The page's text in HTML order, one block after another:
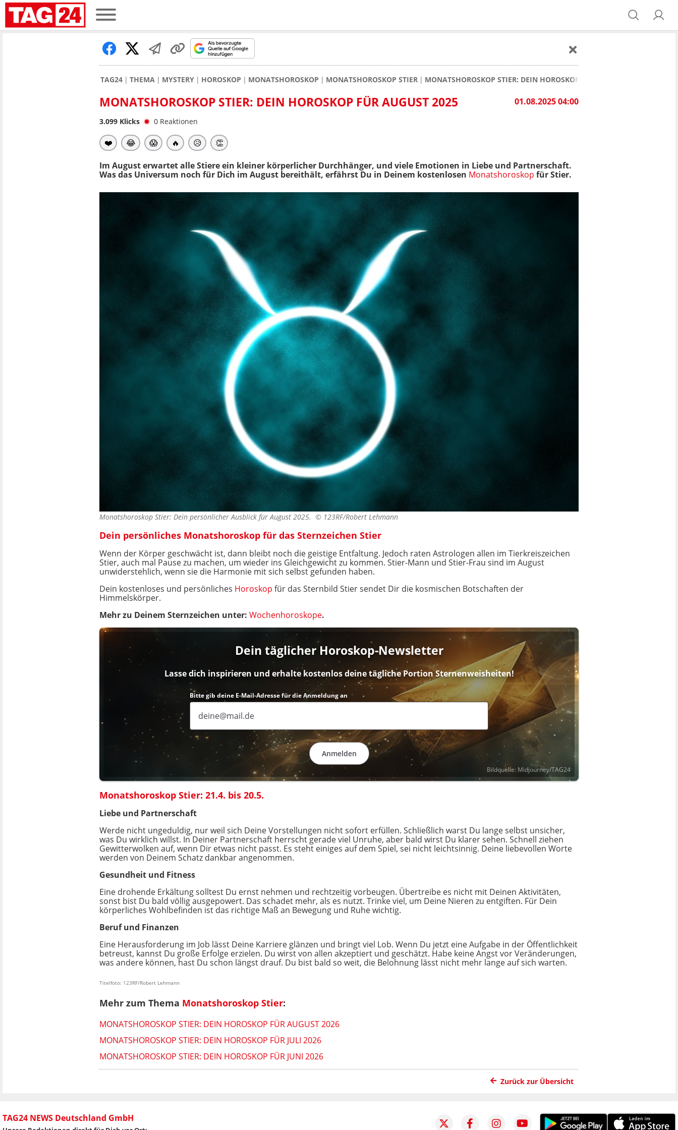
TAG24 THEMA MYSTERY HOROSKOP MONATSHOROSKOP MONATSHOROSKOP STIER MONATSHOROSKOP STIER: DEIN HOROSKOP FÜR AUGUST 2025
01.08.2025 04:00
MONATSHOROSKOP STIER: DEIN HOROSKOP FÜR AUGUST 2025
3.099 Klicks 0 Reaktionen
❤️ 😂 😱 🔥 😥 👏
Im August erwartet alle Stiere ein kleiner körperlicher Durchhänger, und viele Emotionen in Liebe und Partnerschaft.
Was das Universum noch für Dich im August bereithält, erfährst Du in Deinem kostenlosen Monatshoroskop für Stier.
Monatshoroskop Stier: Dein persönlicher Ausblick für August 2025. © 123RF/Robert Lehmann
Dein persönliches Monatshoroskop für das Sternzeichen Stier
Wenn der Körper geschwächt ist, dann bleibt noch die geistige Entfaltung. Jedoch raten Astrologen allen im Tierkreiszeichen
Stier, auch mal Pause zu machen, um wieder ins Gleichgewicht zu kommen. Stier-Mann und Stier-Frau sind im August
unwiderstehlich, wenn sie die Harmonie mit sich selbst gefunden haben.
Dein kostenloses und persönliches Horoskop für das Sternbild Stier sendet Dir die kosmischen Botschaften der
Himmelskörper.
Mehr zu Deinem Sternzeichen unter: Wochenhoroskope.
Dein täglicher Horoskop-Newsletter
Lasse dich inspirieren und erhalte kostenlos deine tägliche Portion Sternenweisheiten!
Bitte gib deine E-Mail-Adresse für die Anmeldung an
Anmelden
Bildquelle: Midjourney/TAG24
Monatshoroskop Stier: 21.4. bis 20.5.
Liebe und Partnerschaft
Werde nicht ungeduldig, nur weil sich Deine Vorstellungen nicht sofort erfüllen. Schließlich warst Du lange selbst unsicher,
was Du wirklich willst. In Deiner Partnerschaft herrscht gerade viel Unruhe, aber bald wirst Du klarer sehen. Schnell ziehen
Gewitterwolken auf, wenn Dir etwas nicht passt. Es steht einiges auf dem Spiel, sei nicht leichtsinnig. Deine liebevollen Worte
werden von Deinem Schatz dankbar angenommen.
Gesundheit und Fitness
Eine drohende Erkältung solltest Du ernst nehmen und rechtzeitig vorbeugen. Übertreibe es nicht mit Deinen Aktivitäten,
sonst bist Du bald völlig ausgepowert. Das schadet mehr, als es nutzt. Trinke viel, um Deine Nieren zu entgiften. Für Dein
körperliches Wohlbefinden ist das richtige Maß an Bewegung und Ruhe wichtig.
Beruf und Finanzen
Eine Herausforderung im Job lässt Deine Karriere glänzen und bringt viel Lob. Wenn Du jetzt eine Aufgabe in der Öffentlichkeit
betreust, kannst Du große Erfolge erzielen. Du wirst von allen akzeptiert und geschätzt. Habe keine Angst vor Veränderungen,
was andere können, hast Du schon längst drauf. Du bist bald so weit, die Belohnung lässt nicht mehr lange auf sich warten.
Titelfoto: 123RF/Robert Lehmann
Mehr zum Thema Monatshoroskop Stier:
MONATSHOROSKOP STIER: DEIN HOROSKOP FÜR AUGUST 2026
MONATSHOROSKOP STIER: DEIN HOROSKOP FÜR JULI 2026
MONATSHOROSKOP STIER: DEIN HOROSKOP FÜR JUNI 2026
Zurück zur Übersicht
TAG24 NEWS Deutschland GmbH